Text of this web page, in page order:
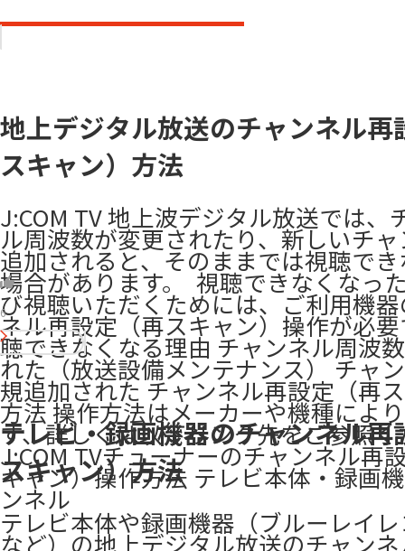
地上デジタル放送のチャンネル再
スキャン）方法
J:COM TV 地上波デジタル放送では、
ル周波数が変更されたり、新しいチ
追加されると、そのままでは視聴で
場合があります。 ​ 視聴できなくなっ
び視聴いただくためには、ご利用機
ネル再設定（再スキャン）操作が必要
聴できなくなる理由 チャンネル周波
れた（放送設備メンテナンス） チャ
規追加された チャンネル再設定（再
方法 操作方法はメーカーや機種によ
す、詳しくは以下リンク先をご参照
J:COM TVチューナーのチャンネル再
キャン）操作方法 ​テレビ本体・録画
ンネル
6
テレビ・録画機器のチャンネル再
スキャン）方法
テレビ本体や録画機器（ブルーレイ
など）の地上デジタル放送のチャン